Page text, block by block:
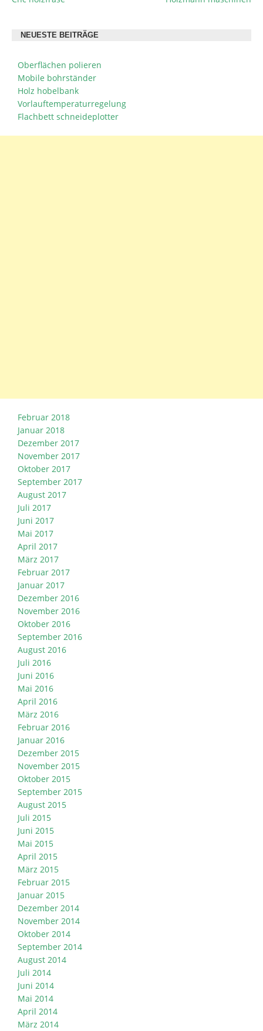
NEUESTE BEITRÄGE
Oberflächen polieren
Mobile bohrständer
Holz hobelbank
Vorlauftemperaturregelung
Flachbett schneideplotter
Februar 2018
Januar 2018
Dezember 2017
November 2017
Oktober 2017
September 2017
August 2017
Juli 2017
Juni 2017
Mai 2017
April 2017
März 2017
Februar 2017
Januar 2017
Dezember 2016
November 2016
Oktober 2016
September 2016
August 2016
Juli 2016
Juni 2016
Mai 2016
April 2016
März 2016
Februar 2016
Januar 2016
Dezember 2015
November 2015
Oktober 2015
September 2015
August 2015
Juli 2015
Juni 2015
Mai 2015
April 2015
März 2015
Februar 2015
Januar 2015
Dezember 2014
November 2014
Oktober 2014
September 2014
August 2014
Juli 2014
Juni 2014
Mai 2014
April 2014
März 2014